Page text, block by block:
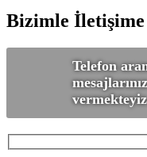
Bizimle
Telefon